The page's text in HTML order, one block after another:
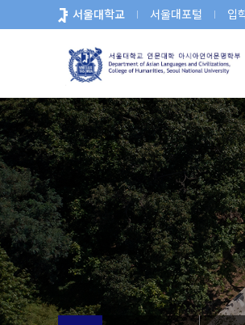
로
뉴
서울대학교 서울대포털 입